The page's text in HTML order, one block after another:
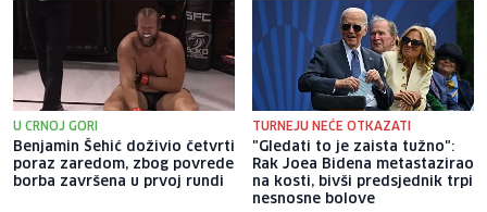
U CRNOJ GORI
Benjamin Šehić doživio četvrti
poraz zaredom, zbog povrede
borba završena u prvoj rundi
TURNEJU NEĆE OTKAZATI
"Gledati to je zaista tužno":
Rak Joea Bidena metastazirao
na kosti, bivši predsjednik trpi
nesnosne bolove